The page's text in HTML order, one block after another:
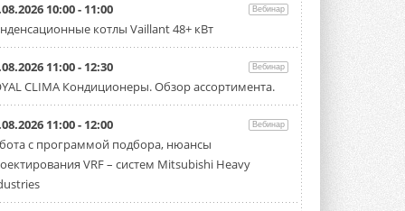
«Датарк» испытал модульный
ЦОД с плотностью 54 кВт на
стойку
Испытания прошли на собственной
производственной площадке и были ...
3 АВГУСТА 2026
Samsung выпускает VRF-
систему DVM на R32
Линейка включает семь типоразмеров
производительностью от 22,4 до 56 кВт.
10:00 - 11:00 Вебинар
котлы Vaillant 48+ кВт
11:00 - 12:30 Вебинар
CLIMA Кондиционеры. Обзор ассортимента.
11:00 - 12:00 Вебинар
с программой подбора, нюансы
VRF – систем Mitsubishi Heavy